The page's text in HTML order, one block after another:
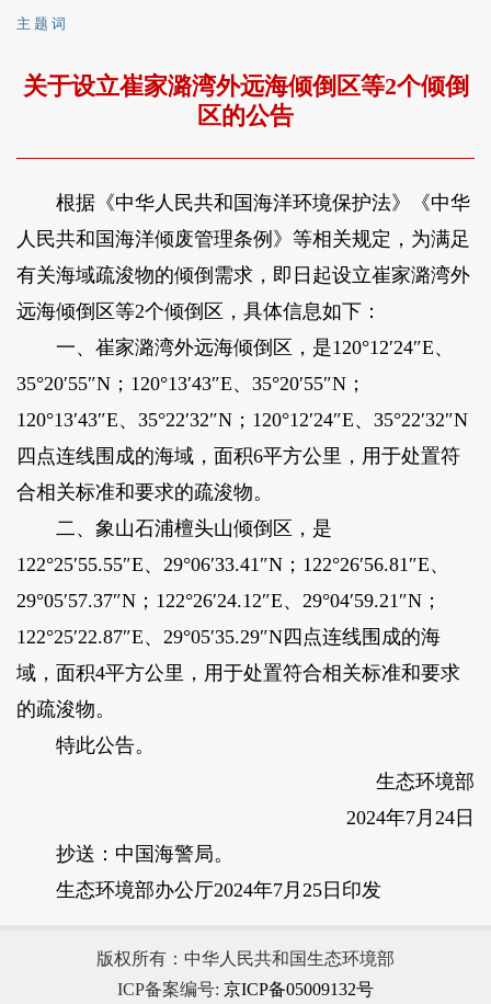
主 题 词
关于设立崔家潞湾外远海倾倒区等2个倾倒
区的公告
根据《中华人民共和国海洋环境保护法》《中华
人民共和国海洋倾废管理条例》等相关规定，为满足
有关海域疏浚物的倾倒需求，即日起设立崔家潞湾外
远海倾倒区等2个倾倒区，具体信息如下：
一、崔家潞湾外远海倾倒区，是120°12′24″E、
35°20′55″N；120°13′43″E、35°20′55″N；
120°13′43″E、35°22′32″N；120°12′24″E、35°22′32″N
四点连线围成的海域，面积6平方公里，用于处置符
合相关标准和要求的疏浚物。
二、象山石浦檀头山倾倒区，是
122°25′55.55″E、29°06′33.41″N；122°26′56.81″E、
29°05′57.37″N；122°26′24.12″E、29°04′59.21″N；
122°25′22.87″E、29°05′35.29″N四点连线围成的海
域，面积4平方公里，用于处置符合相关标准和要求
的疏浚物。
特此公告。
生态环境部
2024年7月24日
抄送：中国海警局。
生态环境部办公厅2024年7月25日印发
版权所有：中华人民共和国生态环境部
ICP备案编号: 京ICP备05009132号